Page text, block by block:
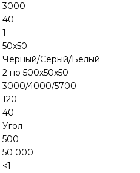
3000
40
1
50х50
Черный/Серый/Белый
2 по 500х50х50
3000/4000/5700
120
40
Угол
500
50 000
<1